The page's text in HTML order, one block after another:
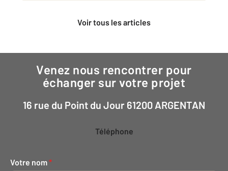
Voir tous les articles
Venez nous rencontrer pour
échanger sur votre projet
16 rue du Point du Jour 61200 ARGENTAN
Téléphone
Votre nom*